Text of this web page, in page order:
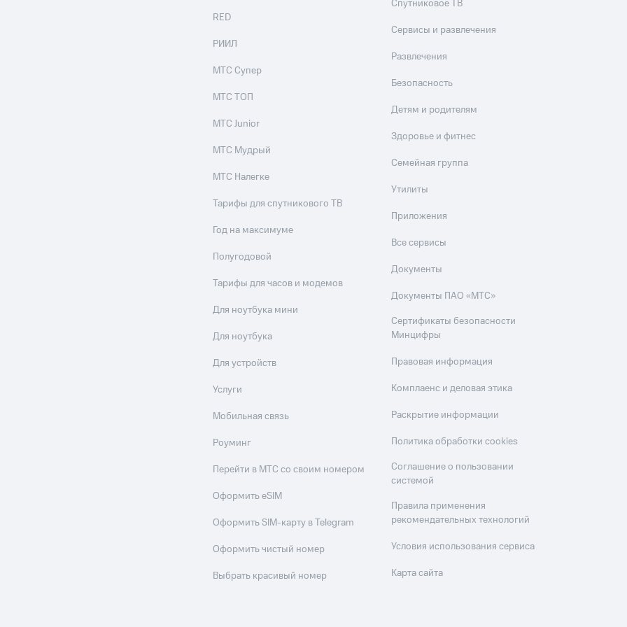
RED
РИИЛ
МТС Супер
МТС ТОП
МТС Junior
МТС Мудрый
МТС Налегке
Тарифы для спутникового ТВ
Год на максимуме
Полугодовой
Тарифы для часов и модемов
Для ноутбука мини
Для ноутбука
Для устройств
Услуги
Мобильная связь
Роуминг
Перейти в МТС со своим номером
Оформить eSIM
Оформить SIM-карту в Telegram
Оформить чистый номер
Выбрать красивый номер
Спутниковое ТВ
Сервисы и развлечения
Развлечения
Безопасность
Детям и родителям
Здоровье и фитнес
Семейная группа
Утилиты
Приложения
Все сервисы
Документы
Документы ПАО «МТС»
Сертификаты безопасности
Минцифры
Правовая информация
Комплаенс и деловая этика
Раскрытие информации
Политика обработки cookies
Соглашение о пользовании
системой
Правила применения
рекомендательных технологий
Условия использования сервиса
Карта сайта